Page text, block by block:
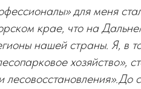
для меня
крае, что на
нашей страны. Я, в
хозяйство»,